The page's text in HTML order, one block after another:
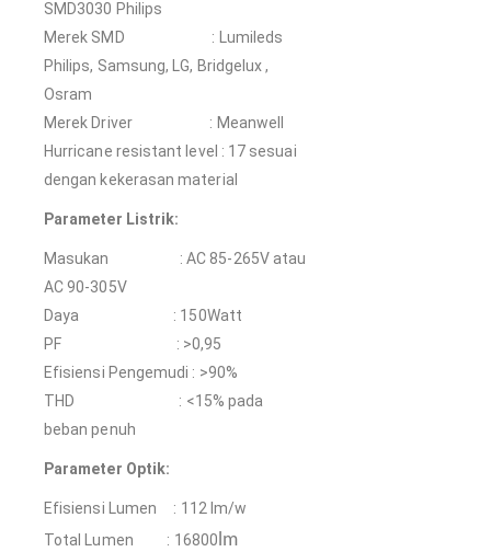
SMD3030 Philips
Merek SMD : Lumileds
Philips, Samsung, LG, Bridgelux ,
Osram
Merek Driver : Meanwell
Hurricane resistant level : 17 sesuai
dengan kekerasan material
Parameter Listrik:
Masukan : AC 85-265V atau
AC 90-305V
Daya : 150Watt
PF : >0,95
Efisiensi Pengemudi : >90%
THD : <15% pada
beban penuh
Parameter Optik:
Efisiensi Lumen : 112 lm/w
Total Lumen : 16800 lm